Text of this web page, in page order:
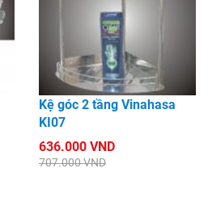
Kệ góc 2 tầng Vinahasa
KI07
636.000 VND
707.000 VND